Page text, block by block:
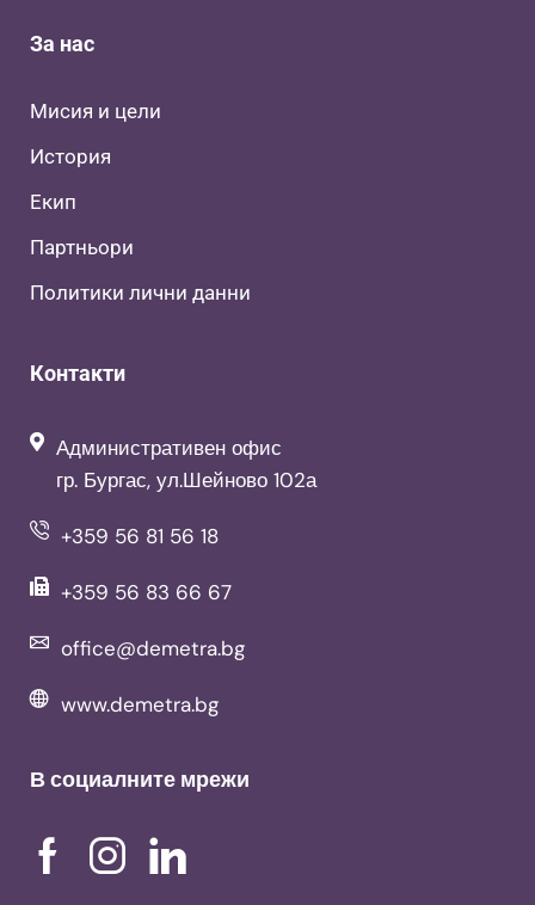
За нас
Мисия и цели
История
Екип
Партньори
Политики лични данни
Контакти
Административен офис
гр. Бургас, ул.Шейново 102а
+359 56 81 56 18
+359 56 83 66 67
office@demetra.bg
www.demetra.bg
В социалните мрежи